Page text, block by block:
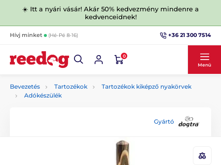
☀️ Itt a nyári vásár! Akár 50% kedvezmény mindenre a
kedvenceidnek!
Hívj minket (Hé-Pé 8-16) +36 21 300 7514
0
Menü
Bevezetés Tartozékok
Tartozékok kiképző nyakörvek
Adókészülék
Gyártó